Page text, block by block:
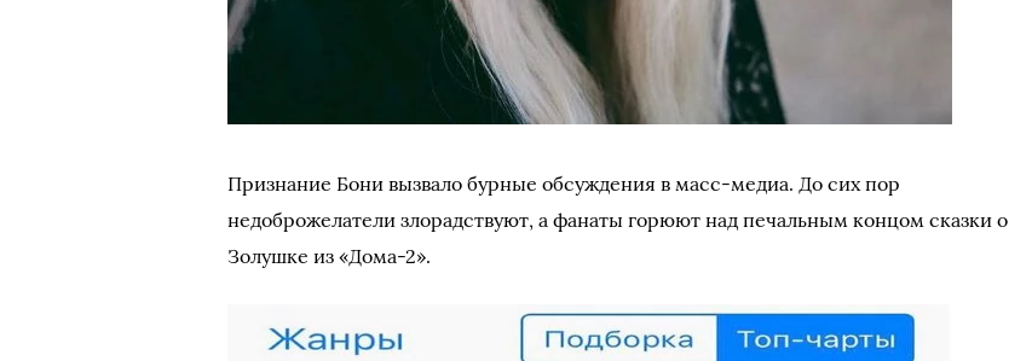
Признание Бони вызвало бурные обсуждения в масс-медиа. До сих пор
недоброжелатели злорадствуют, а фанаты горюют над печальным концом сказки о
Золушке из «Дома-2».